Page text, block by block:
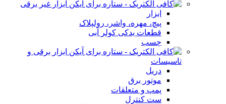
ابزار غیر برقی
ابزار
پیچ، مهره، واشر، رولپلاک
قطعات یدکی کولر آبی
چسب
ابزار برقی و
تاسیسات
دریل
موتور برق
پمپ و متعلقات
ست کنترل